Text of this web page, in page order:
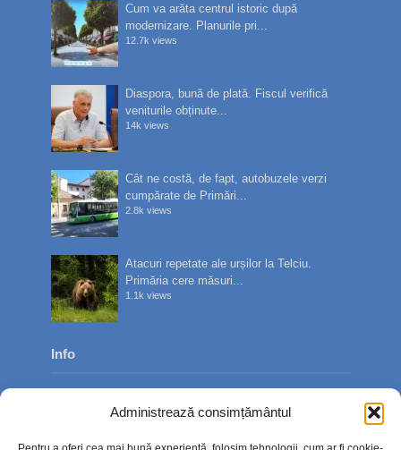
Administrează consimțământul
Cum va arăta centrul istoric după
modernizare. Planurile pri...
12.7k views
Diaspora, bună de plată. Fiscul verifică
veniturile obținute...
14k views
Cât ne costă, de fapt, autobuzele verzi
cumpărate de Primări...
2.8k views
Atacuri repetate ale urșilor la Telciu.
Primăria cere măsuri...
1.1k views
Info